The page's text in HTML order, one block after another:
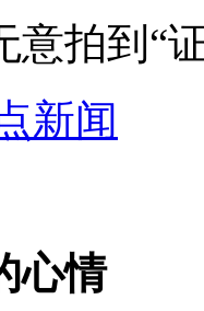
书
深夜将其击毙
拍到“证
新闻
心情